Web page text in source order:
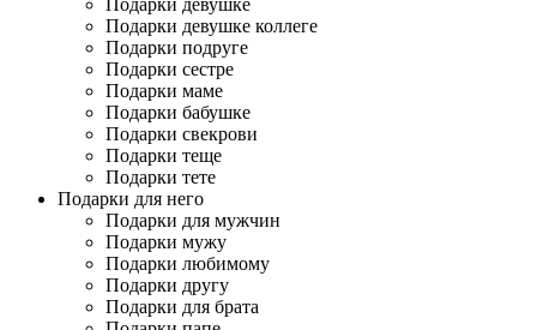
Подарки девушке
Подарки девушке коллеге
Подарки подруге
Подарки сестре
Подарки маме
Подарки бабушке
Подарки свекрови
Подарки теще
Подарки тете
Подарки для него
Подарки для мужчин
Подарки мужу
Подарки любимому
Подарки другу
Подарки для брата